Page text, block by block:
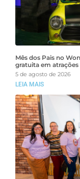
Mês dos Pais no
gratuita em
5 de agosto de 2026
LEIA MAIS